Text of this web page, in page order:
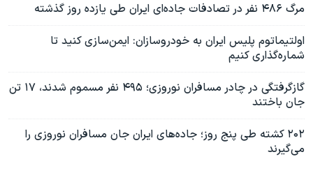
مرگ ۴۸۶ نفر در تصادفات جاده‌ای ایران طی یازده روز گذشته
اولتیماتوم پلیس ایران به خودروسازان: ایمن‌سازی کنید تا
شماره‌گذاری کنیم
گازگرفتگی در چادر مسافران نوروزی؛ ۴۹۵ نفر مسموم شدند، ۱۷ تن
جان باختند
۲۰۲ کشته طی پنج روز؛ جاده‌های ایران جان مسافران نوروزی را
می‌گیرند